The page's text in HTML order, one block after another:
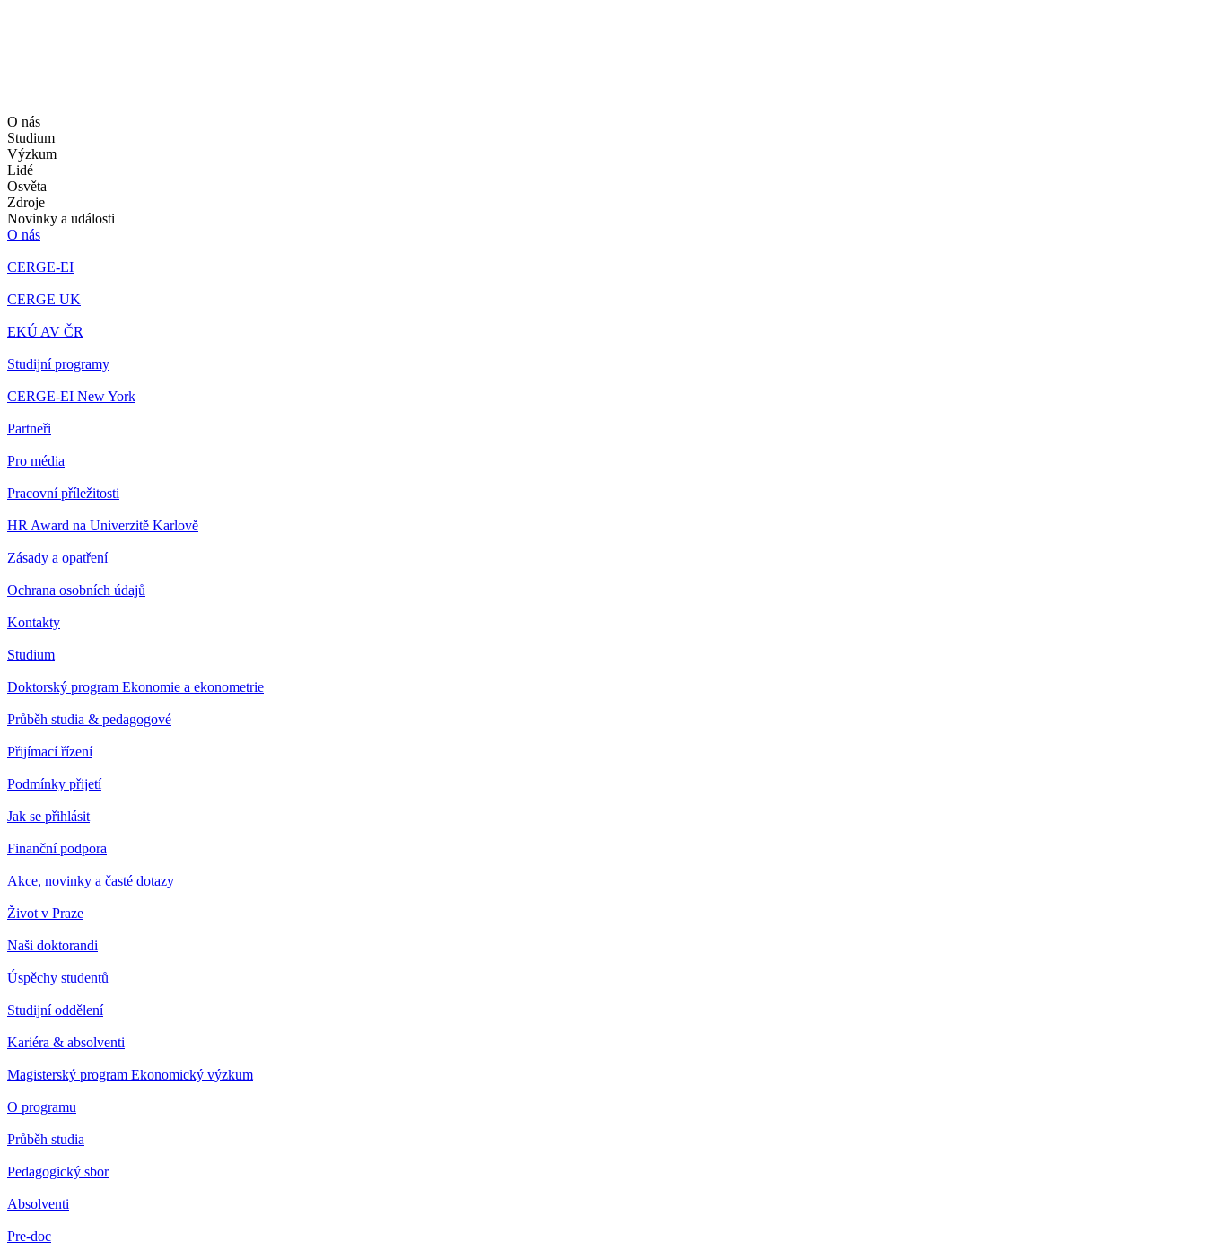
O nás
Studium
Výzkum
Lidé
Osvěta
Zdroje
Novinky a události
O nás
CERGE-EI
CERGE UK
EKÚ AV ČR
Studijní programy
CERGE-EI New York
Partneři
Pro média
Pracovní příležitosti
HR Award na Univerzitě Karlově
Zásady a opatření
Ochrana osobních údajů
Kontakty
Studium
Doktorský program Ekonomie a ekonometrie
Průběh studia & pedagogové
Přijímací řízení
Podmínky přijetí
Jak se přihlásit
Finanční podpora
Akce, novinky a časté dotazy
Život v Praze
Naši doktorandi
Úspěchy studentů
Studijní oddělení
Kariéra & absolventi
Magisterský program Ekonomický výzkum
O programu
Průběh studia
Pedagogický sbor
Absolventi
Pre-doc